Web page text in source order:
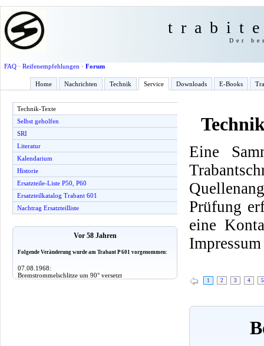
Der
FAQ· Reifenempfehlungen · Forum
Home Nachrichten Technik Service Downloads E-Books
Technik-Texte
Selbst geholfen
SRI
Literatur
Kalendarium
Historie
Ersatzteile-Liste P50, P60
Ersatzteilkatalog Trabant 601
Nachtrag Ersatzteilliste
Vor 58 Jahren
Folgende Veränderung wurde am Trabant P 601 vorgenommen:
07.08.1968:
Bremstrommelschlitze um 90° versetzt
Eine
Prüfung
eine
1 2 3 4 5